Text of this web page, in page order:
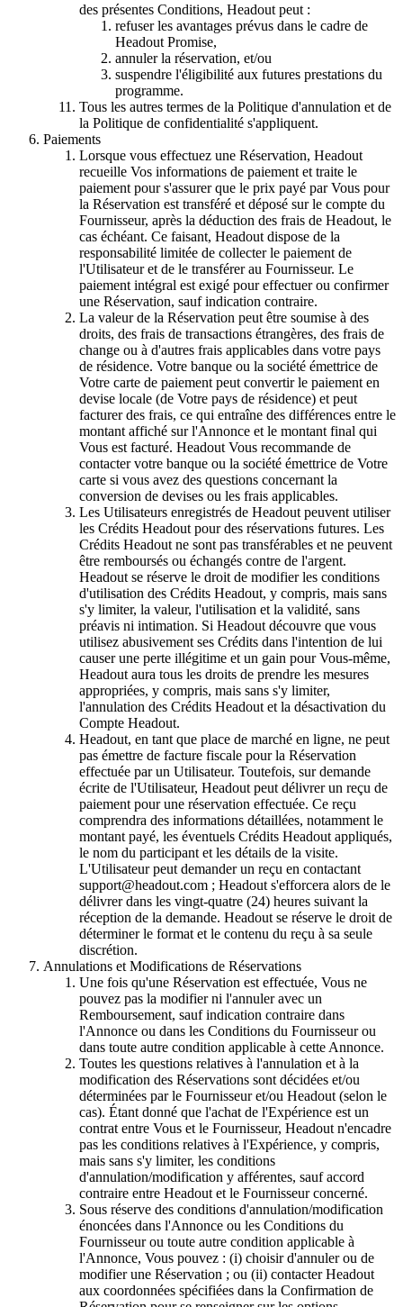
des présentes Conditions, Headout peut :
refuser les avantages prévus dans le cadre de
Headout Promise,
annuler la réservation, et/ou
suspendre l'éligibilité aux futures prestations du
programme.
Tous les autres termes de la Politique d'annulation et de
la Politique de confidentialité s'appliquent.
Paiements
Lorsque vous effectuez une Réservation, Headout
recueille Vos informations de paiement et traite le
paiement pour s'assurer que le prix payé par Vous pour
la Réservation est transféré et déposé sur le compte du
Fournisseur, après la déduction des frais de Headout, le
cas échéant. Ce faisant, Headout dispose de la
responsabilité limitée de collecter le paiement de
l'Utilisateur et de le transférer au Fournisseur. Le
paiement intégral est exigé pour effectuer ou confirmer
une Réservation, sauf indication contraire.
La valeur de la Réservation peut être soumise à des
droits, des frais de transactions étrangères, des frais de
change ou à d'autres frais applicables dans votre pays
de résidence. Votre banque ou la société émettrice de
Votre carte de paiement peut convertir le paiement en
devise locale (de Votre pays de résidence) et peut
facturer des frais, ce qui entraîne des différences entre le
montant affiché sur l'Annonce et le montant final qui
Vous est facturé. Headout Vous recommande de
contacter votre banque ou la société émettrice de Votre
carte si vous avez des questions concernant la
conversion de devises ou les frais applicables.
Les Utilisateurs enregistrés de Headout peuvent utiliser
les Crédits Headout pour des réservations futures. Les
Crédits Headout ne sont pas transférables et ne peuvent
être remboursés ou échangés contre de l'argent.
Headout se réserve le droit de modifier les conditions
d'utilisation des Crédits Headout, y compris, mais sans
s'y limiter, la valeur, l'utilisation et la validité, sans
préavis ni intimation. Si Headout découvre que vous
utilisez abusivement ses Crédits dans l'intention de lui
causer une perte illégitime et un gain pour Vous-même,
Headout aura tous les droits de prendre les mesures
appropriées, y compris, mais sans s'y limiter,
l'annulation des Crédits Headout et la désactivation du
Compte Headout.
Headout, en tant que place de marché en ligne, ne peut
pas émettre de facture fiscale pour la Réservation
effectuée par un Utilisateur. Toutefois, sur demande
écrite de l'Utilisateur, Headout peut délivrer un reçu de
paiement pour une réservation effectuée. Ce reçu
comprendra des informations détaillées, notamment le
montant payé, les éventuels Crédits Headout appliqués,
le nom du participant et les détails de la visite.
L'Utilisateur peut demander un reçu en contactant
support@headout.com ; Headout s'efforcera alors de le
délivrer dans les vingt-quatre (24) heures suivant la
réception de la demande. Headout se réserve le droit de
déterminer le format et le contenu du reçu à sa seule
discrétion.
Annulations et Modifications de Réservations
Une fois qu'une Réservation est effectuée, Vous ne
pouvez pas la modifier ni l'annuler avec un
Remboursement, sauf indication contraire dans
l'Annonce ou dans les Conditions du Fournisseur ou
dans toute autre condition applicable à cette Annonce.
Toutes les questions relatives à l'annulation et à la
modification des Réservations sont décidées et/ou
déterminées par le Fournisseur et/ou Headout (selon le
cas). Étant donné que l'achat de l'Expérience est un
contrat entre Vous et le Fournisseur, Headout n'encadre
pas les conditions relatives à l'Expérience, y compris,
mais sans s'y limiter, les conditions
d'annulation/modification y afférentes, sauf accord
contraire entre Headout et le Fournisseur concerné.
Sous réserve des conditions d'annulation/modification
énoncées dans l'Annonce ou les Conditions du
Fournisseur ou toute autre condition applicable à
l'Annonce, Vous pouvez : (i) choisir d'annuler ou de
modifier une Réservation ; ou (ii) contacter Headout
aux coordonnées spécifiées dans la Confirmation de